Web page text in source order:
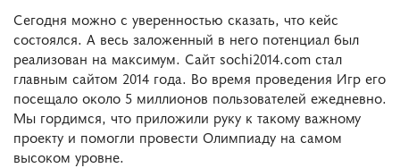
Сегодня можно с уверенностью сказать, что кейс
состоялся. А весь заложенный в него потенциал был
реализован на максимум. Сайт sochi2014.com стал
главным сайтом 2014 года. Во время проведения Игр его
посещало около 5 миллионов пользователей ежедневно.
Мы гордимся, что приложили руку к такому важному
проекту и помогли провести Олимпиаду на самом
высоком уровне.